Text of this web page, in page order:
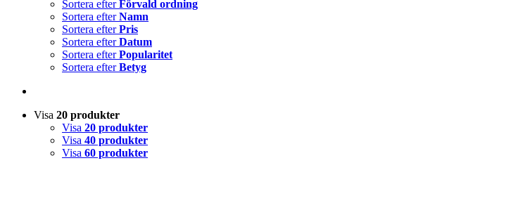
Sortera efterFörvald ordning
Sortera efterNamn
Sortera efterPris
Sortera efterDatum
Sortera efterPopularitet
Sortera efterBetyg
Visa 20 produkter
Visa 20 produkter
Visa 40 produkter
Visa 60 produkter